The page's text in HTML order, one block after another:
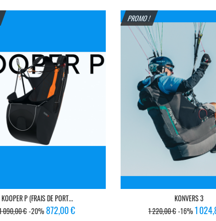
base
KOOPER P (FRAIS DE PORT...
090,00 €-20% Prix
872,00 €
PROMO !
KONVERS 3
Prix
1 220,00 €-16%Prix
1